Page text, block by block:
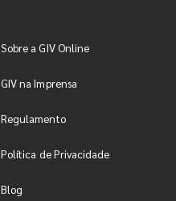
Sobre a GIV Online
GIV na Imprensa
Regulamento
Política de Privacidade
Blog